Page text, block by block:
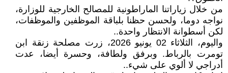
من خلال زياراتنا الماراطونية للمصالح الخارجية للوزارة،
نواجه دوما، ولحسن حظنا بلباقة الموظفين والموظفات،
لكن أسطوانة الانتظار واحدة..
واليوم، الثلاثاء 02 يونيو 2026، زرت مصلحة زنقة ابن
تومرت بالرباط. وبرفق ولطافة، وحسرة أيضا، عدت
أدراجي لا ألوي على شيء..